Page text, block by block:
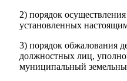
2) порядок
установленных
3) порядок обжалования
должностных лиц,
муниципальный